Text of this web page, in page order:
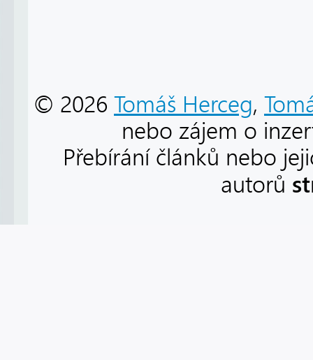
© 2026 Tomáš Herceg,
nebo zájem o
Přebírání článků nebo
autorů